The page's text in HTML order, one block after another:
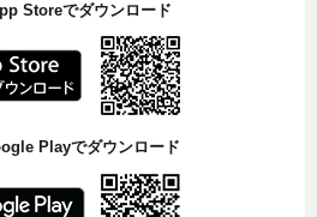
Storeでダウンロード
Playでダウンロード